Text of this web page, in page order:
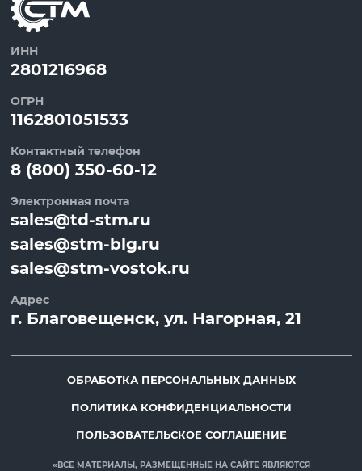
ИНН
2801216968
ОГРН
1162801051533
Контактный телефон
8 (800) 350-60-12
Электронная почта
sales@td-stm.ru
sales@stm-blg.ru
sales@stm-vostok.ru
Адрес
г. Благовещенск, ул. Нагорная, 21
ОБРАБОТКА ПЕРСОНАЛЬНЫХ ДАННЫХ
ПОЛИТИКА КОНФИДЕНЦИАЛЬНОСТИ
ПОЛЬЗОВАТЕЛЬСКОЕ СОГЛАШЕНИЕ
«ВСЕ МАТЕРИАЛЫ, РАЗМЕЩЕННЫЕ НА САЙТЕ ЯВЛЯЮТСЯ